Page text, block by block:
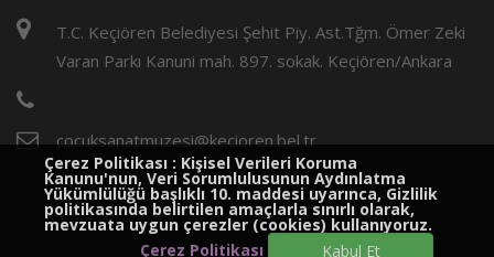
T.C. Keçiören Belediyesi Şehit Piy. Ast.Tğm. Ömer Zeki
Varan Parkı Kanuni mah. 897. sokak. Keçiören/Ankara
cocuksanatmuzesi@kecioren.bel.tr
Telif Hakkı © Keçiören Belediyesi 2025. Tüm hakları saklıdır.
Çerez Politikası : Kişisel Verileri Koruma
Kanunu'nun, Veri Sorumlulusunun Aydınlatma
Yükümlülüğü başlıklı 10. maddesi uyarınca, Gizlilik
politikasında belirtilen amaçlarla sınırlı olarak,
mevzuata uygun çerezler (cookies) kullanıyoruz.
Çerez Politikası